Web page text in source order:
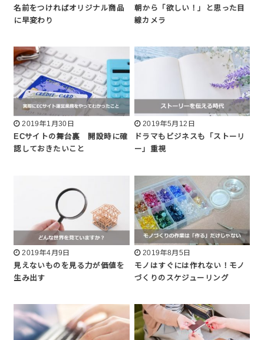
名前をつければオリジナル商品
に早変わり
朝から「欲しい！」と思った目
線カメラ
2019年1月30日
ECサイトの舞台裏 開設時に確
認しておきたいこと
2019年5月12日
ドラマもビジネスも「ストーリ
ー」重視
2019年4月9日
見えないものを見る力が価値を
生み出す
2019年8月5日
モノはすぐには作れない！モノ
づくりのスケジューリング